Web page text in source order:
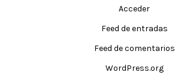
Acceder
Feed de entradas
Feed de comentarios
WordPress.org